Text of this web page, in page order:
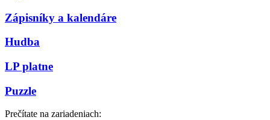
Zápisníky a kalendáre
Hudba
LP platne
Puzzle
Prečítate na zariadeniach: